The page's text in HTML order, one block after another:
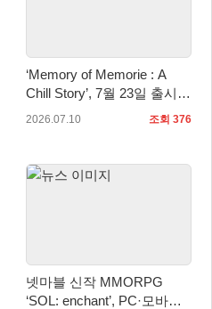
‘Memory of Memorie : A
Chill Story’, 7월 23일 출시…
한국어 체험판 배포
2026.07.10 조회 376
넷마블 신작 MMORPG
‘SOL: enchant’, PC·모바일